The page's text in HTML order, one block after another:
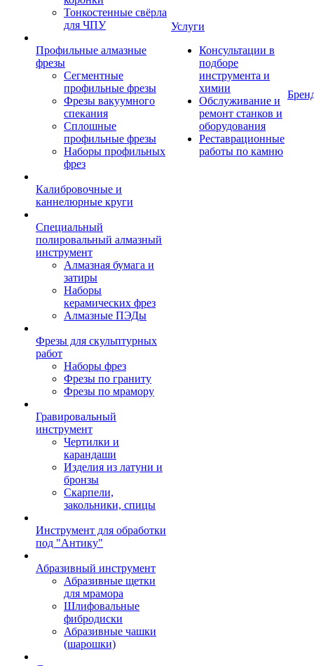
Тонкостенные свёрла
для ЧПУ
Профильные алмазные
фрезы
Сегментные
профильные фрезы
Фрезы вакуумного
спекания
Сплошные
профильные фрезы
Наборы профильных
фрез
Калибровочные и
каннелюрные круги
Специальный
полировальный алмазный
инструмент
Алмазная бумага и
затиры
Наборы
керамических фрез
Алмазные ПЭДы
Фрезы для скульптурных
работ
Наборы фрез
Фрезы по граниту
Фрезы по мрамору
Гравировальный
инструмент
Чертилки и
карандаши
Изделия из латуни и
бронзы
Скарпели,
закольники, спицы
Инструмент для обработки
под "Антику"
Абразивный инструмент
Абразивные щетки
для мрамора
Шлифовальные
фибродиски
Абразивные чашки
(шарошки)
Услуги
Консультации в
подборе
инструмента и
химии
Обслуживание и
ремонт станков и
оборудования
Реставрационные
работы по камню